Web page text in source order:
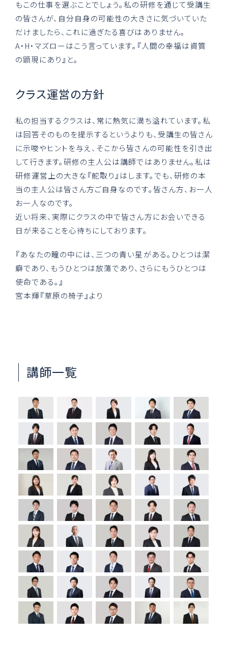
もこの仕事を選ぶことでしょう。私の研修を通じて受講生
の皆さんが、自分自身の可能性の大きさに気づいていた
だけましたら、これに過ぎたる喜びはありません。
A・H・マズローはこう言っています。『人間の幸福は資質
の顕現にあり』と。
クラス運営の方針
私の担当するクラスは、常に熱気に満ち溢れています。私
は回答そのものを提示するというよりも、受講生の皆さん
に示唆やヒントを与え、そこから皆さんの可能性を引き出
して行きます。研修の主人公は講師ではありません。私は
研修運営上の大きな『舵取り』はします。でも、研修の本
当の主人公は皆さん方ご自身なのです。皆さん方、お一人
お一人なのです。
近い将来、実際にクラスの中で皆さん方にお会いできる
日が来ることを心待ちにしております。
『あなたの瞳の中には、三つの青い星がある。ひとつは潔
癖であり、もうひとつは放蕩であり、さらにもうひとつは
使命である。』
宮本輝『草原の椅子』より
講師一覧